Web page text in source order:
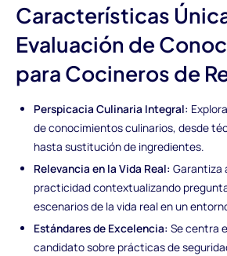
Características
Evaluación de
para Cocineros de
Perspicacia Culinaria Integral:
de conocimientos culinarios, desde
hasta sustitución de ingredientes.
Relevancia en la Vida Real: Garantiza
practicidad contextualizando
escenarios de la vida real en un
Estándares de Excelencia: Se centra
candidato sobre prácticas de